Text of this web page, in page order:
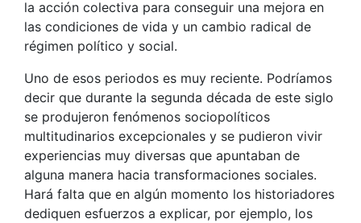
la acción colectiva para conseguir una mejora en
las condiciones de vida y un cambio radical de
régimen político y social.
Uno de esos periodos es muy reciente. Podríamos
decir que durante la segunda década de este siglo
se produjeron fenómenos sociopolíticos
multitudinarios excepcionales y se pudieron vivir
experiencias muy diversas que apuntaban de
alguna manera hacia transformaciones sociales.
Hará falta que en algún momento los historiadores
dediquen esfuerzos a explicar, por ejemplo, los